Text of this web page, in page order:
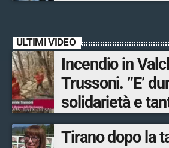
ULTIMI VIDEO
Incendio in
Trussoni. ”E’
solidarietà e
Tirano dopo la